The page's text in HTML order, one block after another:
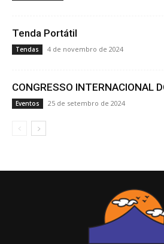
Tenda Portátil
Tendas 4 de novembro de 2024
CONGRESSO INTERNACIONAL
Eventos 25 de setembro de 2024